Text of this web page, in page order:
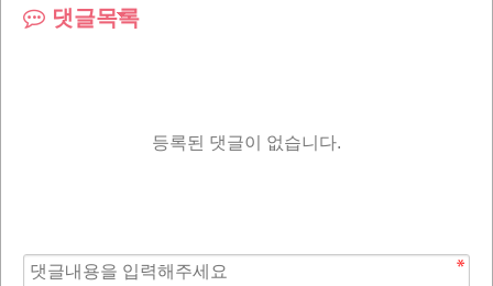
댓글목록
등록된 댓글이 없습니다.